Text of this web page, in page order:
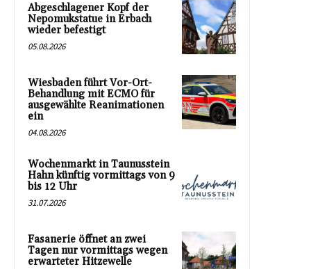
Abgeschlagener Kopf der
Nepomukstatue in Erbach
wieder befestigt
05.08.2026
Wiesbaden führt Vor-Ort-
Behandlung mit ECMO für
ausgewählte Reanimationen
ein
04.08.2026
Wochenmarkt in Taunusstein
Hahn künftig vormittags von 9
bis 12 Uhr
31.07.2026
Fasanerie öffnet an zwei
Tagen nur vormittags wegen
erwarteter Hitzewelle